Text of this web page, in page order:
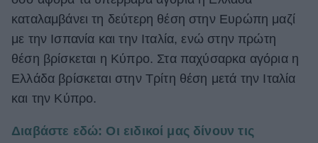
καταλαμβάνει τη δεύτερη θέση στην Ευρώπη μαζί
με την Ισπανία και την Ιταλία, ενώ στην πρώτη
θέση βρίσκεται η Κύπρο. Στα παχύσαρκα αγόρια η
Ελλάδα βρίσκεται στην Τρίτη θέση μετά την Ιταλία
και την Κύπρο.
Διαβάστε εδώ: Οι ειδικοί μας δίνουν τις